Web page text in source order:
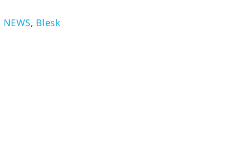
, Blesk